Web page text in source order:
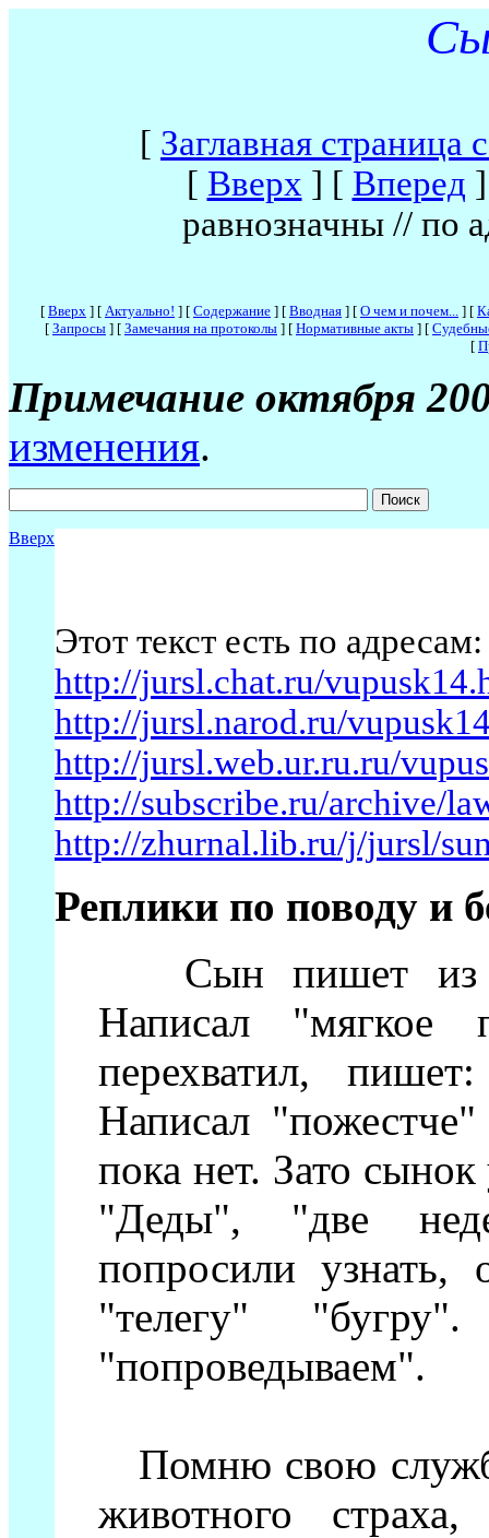
[ Заглавная
[ Вверх ] [ Вперед ]
равнозначны // по
[ Вверх ] [ Актуально! ] [ Содержание ] [ Вводная ] [ О чем и почем... ] [
[ Запросы ] [ Замечания на протоколы ] [ Нормативные акты ] [
[
Примечание октября
изменения.
Вверх
Этот текст есть по адресам:
http://jursl.chat.ru/
http://jursl.narod.ru/
http://jursl.web.ur.ru.ru/
http://subscribe.ru/archive/
http://zhurnal.lib.ru/j/jursl/
Реплики по поводу и
Сын пишет из
Написал "мягкое
перехватил,
Написал
пока нет. Зато
"Деды", "две
попросили
"телегу"
"попроведываем".
Помню свою
животного